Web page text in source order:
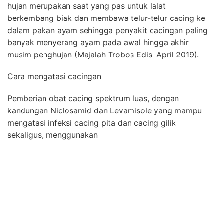
hujan merupakan saat yang pas untuk lalat
berkembang biak dan membawa telur-telur cacing ke
dalam pakan ayam sehingga penyakit cacingan paling
banyak menyerang ayam pada awal hingga akhir
musim penghujan (Majalah Trobos Edisi April 2019).
Cara mengatasi cacingan
Pemberian obat cacing spektrum luas, dengan
kandungan Niclosamid dan Levamisole yang mampu
mengatasi infeksi cacing pita dan cacing gilik
sekaligus, menggunakan